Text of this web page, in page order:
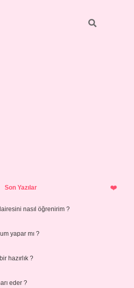
Son Yazılar
nasıl öğrenirim ?
yapar mı ?
hazırlık ?
eder ?